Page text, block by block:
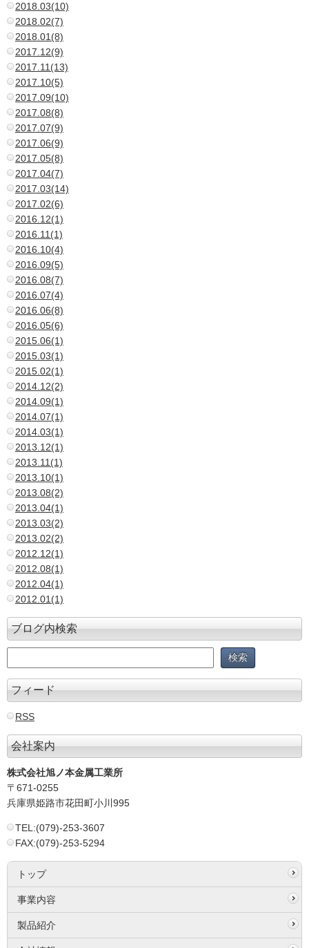
2018.03(10)
2018.02(7)
2018.01(8)
2017.12(9)
2017.11(13)
2017.10(5)
2017.09(10)
2017.08(8)
2017.07(9)
2017.06(9)
2017.05(8)
2017.04(7)
2017.03(14)
2017.02(6)
2016.12(1)
2016.11(1)
2016.10(4)
2016.09(5)
2016.08(7)
2016.07(4)
2016.06(8)
2016.05(6)
2015.06(1)
2015.03(1)
2015.02(1)
2014.12(2)
2014.09(1)
2014.07(1)
2014.03(1)
2013.12(1)
2013.11(1)
2013.10(1)
2013.08(2)
2013.04(1)
2013.03(2)
2013.02(2)
2012.12(1)
2012.08(1)
2012.04(1)
2012.01(1)
ブログ内検索
フィード
RSS
会社案内
株式会社旭ノ本金属工業所
〒671-0255
兵庫県姫路市花田町小川995
TEL:(079)-253-3607
FAX:(079)-253-5294
トップ
事業内容
製品紹介